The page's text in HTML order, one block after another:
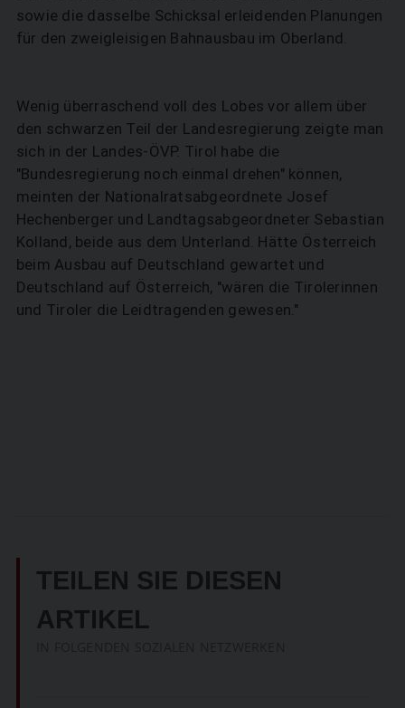
sowie die dasselbe Schicksal erleidenden Planungen
für den zweigleisigen Bahnausbau im Oberland.
Wenig überraschend voll des Lobes vor allem über
den schwarzen Teil der Landesregierung zeigte man
sich in der Landes-ÖVP. Tirol habe die
"Bundesregierung noch einmal drehen" können,
meinten der Nationalratsabgeordnete Josef
Hechenberger und Landtagsabgeordneter Sebastian
Kolland, beide aus dem Unterland. Hätte Österreich
beim Ausbau auf Deutschland gewartet und
Deutschland auf Österreich, "wären die Tirolerinnen
und Tiroler die Leidtragenden gewesen."
TEILEN SIE DIESEN
ARTIKEL